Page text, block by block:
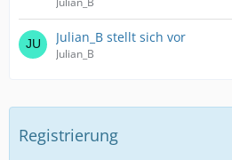
Julian_B stellt sich vor
Julian_B
Registrierung